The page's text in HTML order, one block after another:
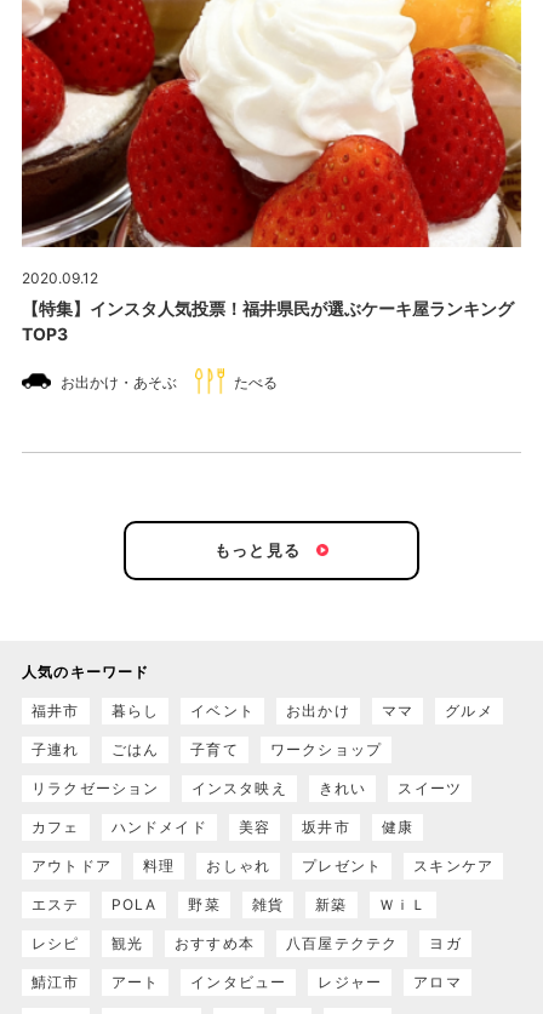
2020.09.12
【特集】インスタ人気投票！福井県民が選ぶケーキ屋ランキング
TOP3
お出かけ・あそぶ たべる
もっと見る
人気のキーワード
福井市 暮らし イベント お出かけ ママ グルメ
子連れ ごはん 子育て ワークショップ
リラクゼーション インスタ映え きれい スイーツ
カフェ ハンドメイド 美容 坂井市 健康
アウトドア 料理 おしゃれ プレゼント スキンケア
エステ POLA 野菜 雑貨 新築 ＷｉＬ
レシピ 観光 おすすめ本 八百屋テクテク ヨガ
鯖江市 アート インタビュー レジャー アロマ